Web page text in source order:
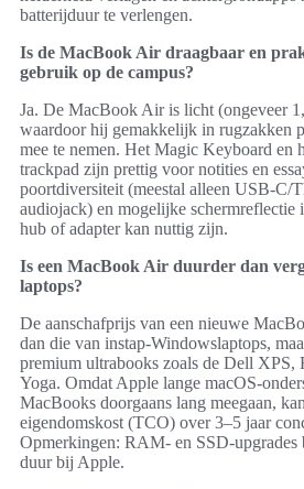
batterijduur te verlengen.
Is de MacBook Air draagbaar en
gebruik op de campus?
Ja. De MacBook Air is licht (ongeveer
waardoor hij gemakkelijk in rugzakken
mee te nemen. Het Magic Keyboard en
trackpad zijn prettig voor notities en
poortdiversiteit (meestal alleen USB-C/
audiojack) en mogelijke
hub of adapter kan nuttig zijn.
Is een MacBook Air duurder dan
laptops?
De aanschafprijs van een nieuwe
dan die van instap-Windowslaptops,
premium ultrabooks zoals de Dell XPS,
Yoga. Omdat Apple lange macOS-
MacBooks doorgaans lang meegaan,
eigendomskost (TCO) over 3–5 jaar
Opmerkingen: RAM- en SSD-
duur bij Apple.